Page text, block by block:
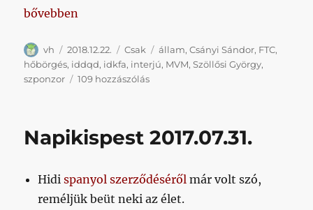
„Bejelentik az MVM NemKözpénz Fradit,
bővebben
Szerző
vh Közzétéve
2018.12.22. Kategória
Csak Címke
állam,Csányi Sándor, FTC,
hőbörgés, iddqd, idkfa, interjú, MVM,Szöllősi György,
szponzor
109 hozzászólásBejelentik
Fradit,
az
állami
Napikispest 2017.07.31.
Hidispanyol szerződéséről már volt szó,
reméljük beüt neki az élet.